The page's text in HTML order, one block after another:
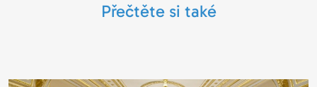
Přečtěte si také